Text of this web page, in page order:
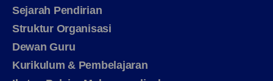
Sejarah Pendirian
Struktur Organisasi
Dewan Guru
Kurikulum & Pembelajaran